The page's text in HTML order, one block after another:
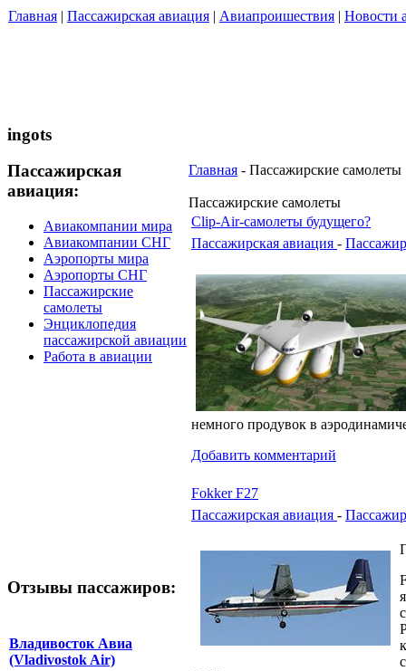
Главная | Пассажирская авиация | Авиапроишествия | Новости
ingots
Пассажирская
авиация:
Авиакомпании мира
Авиакомпании СНГ
Аэропорты мира
Аэропорты СНГ
Пассажирские
самолеты
Энциклопедия
пассажирской авиации
Работа в авиации
Отзывы пассажиров:
Владивосток Авиа
(Vladivostok Air)
Главная - Пассажирские самолеты
Пассажирские самолеты
Clip-Air-самолеты будущего?
Пассажирская авиация -
немного продувок в
Добавить комментарий
Fokker F27
Пассажирская авиация -